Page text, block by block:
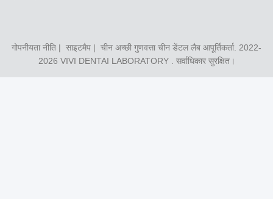
गोपनीयता नीति | साइटमैप | चीन अच्छी गुणवत्ता चीन डेंटल लैब आपूर्तिकर्ता. 2022-
2026 VIVI DENTAI LABORATORY. सर्वाधिकार सुरक्षित।